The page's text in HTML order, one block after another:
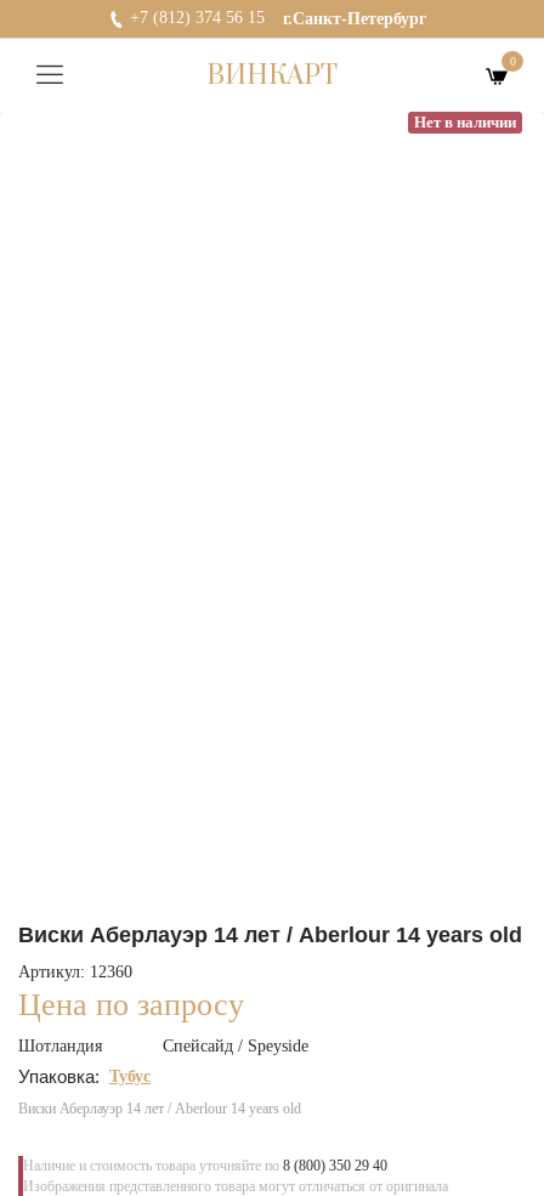
+7 (812) 374 56 15 г.Санкт-Петербург
ВИНКАРТ 0
Нет в наличии
Виски Аберлауэр 14 лет / Aberlour 14 years old
Артикул: 12360
Цена по запросу
Шотландия Спейсайд / Speyside
Упаковка: Тубус
Виски Аберлауэр 14 лет / Aberlour 14 years old
Наличие и стоимость товара уточняйте по 8 (800) 350 29 40
Изображения представленного товара могут отличаться от оригинала